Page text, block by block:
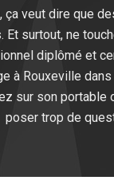
veut dire que
surtout, ne
diplômé et
à Rouxeville
sur son
poser trop de